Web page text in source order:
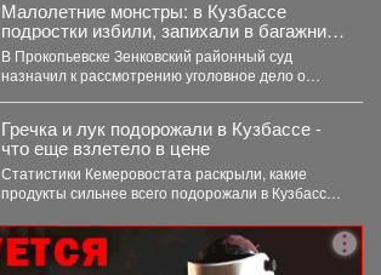
Малолетние монстры: в Кузбассе
подростки избили, запихали в багажник,
и похитили 10-летнего ребенка
В Прокопьевске Зенковский районный суд
назначил к рассмотрению уголовное дело о
Гречка и лук подорожали в Кузбассе -
что еще взлетело в цене
Статистики Кемеровостата раскрыли, какие
продукты сильнее всего подорожали в Кузбассе